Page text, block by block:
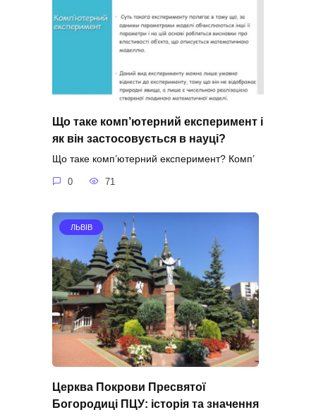
Що таке комп’ютерний експеримент і
як він застосовується в науці?
Що таке комп’ютерний експеримент? Комп’
0 71
ЛЬВІВ
Церква Покрови Пресвятої
Богородиці ПЦУ: історія та значення